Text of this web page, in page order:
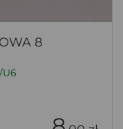
8
U6